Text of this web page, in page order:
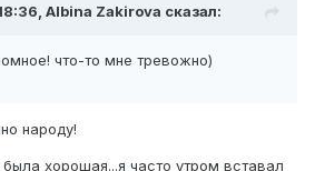
Albina Zakirova сказал:
что-то мне тревожно)
народу!
хорошая...я часто утром вставал